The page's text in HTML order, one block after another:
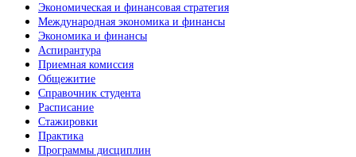
Экономическая и финансовая стратегия
Международная экономика и финансы
Экономика и финансы
Аспирантура
Приемная комиссия
Общежитие
Справочник студента
Расписание
Стажировки
Практика
Программы дисциплин